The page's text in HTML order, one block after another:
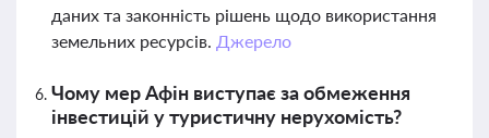
даних та законність рішень щодо використання
земельних ресурсів. Джерело
Чому мер Афін виступає за обмеження
інвестицій у туристичну нерухомість?